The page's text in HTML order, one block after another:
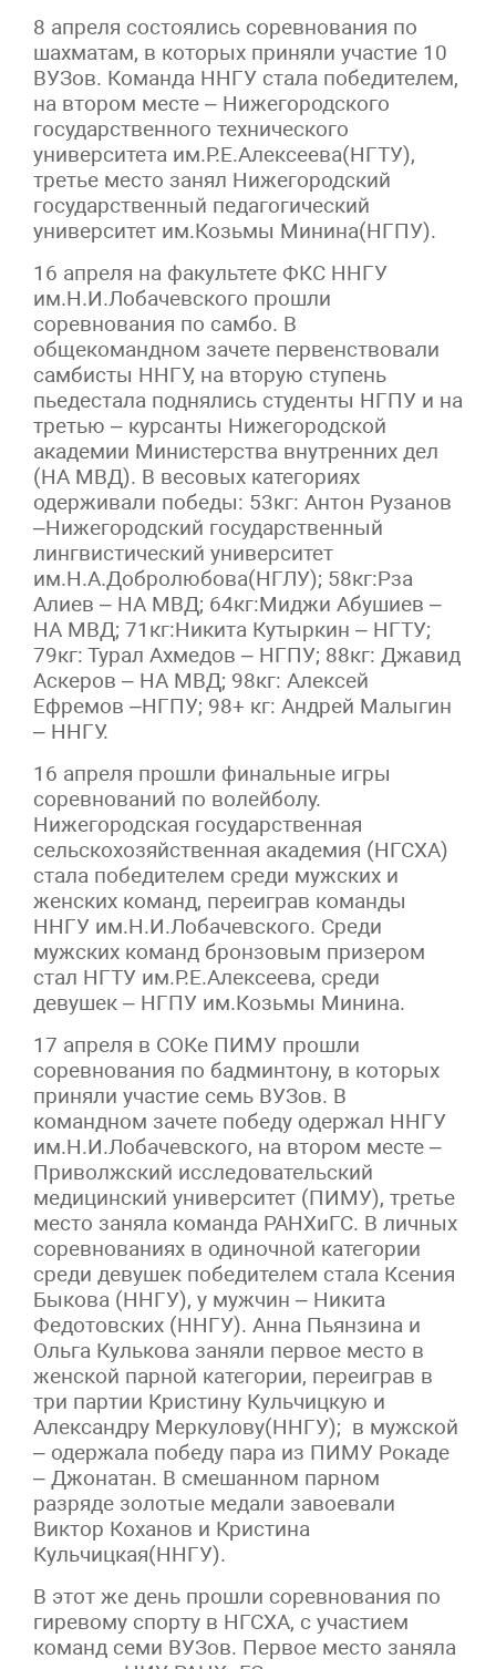
8 апреля состоялись соревнования по
шахматам, в которых приняли участие 10
ВУЗов. Команда ННГУ стала победителем,
на втором месте – Нижегородского
государственного технического
университета им.Р.Е.Алексеева(НГТУ),
третье место занял Нижегородский
государственный педагогический
университет им.Козьмы Минина(НГПУ).
16 апреля на факультете ФКС ННГУ
им.Н.И.Лобачевского прошли
соревнования по самбо. В
общекомандном зачете первенствовали
самбисты ННГУ, на вторую ступень
пьедестала поднялись студенты НГПУ и на
третью – курсанты Нижегородской
академии Министерства внутренних дел
(НА МВД). В весовых категориях
одерживали победы: 53кг: Антон Рузанов
–Нижегородский государственный
лингвистический университет
им.Н.А.Добролюбова(НГЛУ); 58кг:Рза
Алиев – НА МВД; 64кг:Миджи Абушиев –
НА МВД; 71кг:Никита Кутыркин – НГТУ;
79кг: Турал Ахмедов – НГПУ; 88кг: Джавид
Аскеров – НА МВД; 98кг: Алексей
Ефремов –НГПУ; 98+ кг: Андрей Малыгин
– ННГУ.
16 апреля прошли финальные игры
соревнований по волейболу.
Нижегородская государственная
сельскохозяйственная академия (НГСХА)
стала победителем среди мужских и
женских команд, переиграв команды
ННГУ им.Н.И.Лобачевского. Среди
мужских команд бронзовым призером
стал НГТУ им.Р.Е.Алексеева, среди
девушек – НГПУ им.Козьмы Минина.
17 апреля в СОКе ПИМУ прошли
соревнования по бадминтону, в которых
приняли участие семь ВУЗов. В
командном зачете победу одержал ННГУ
им.Н.И.Лобачевского, на втором месте –
Приволжский исследовательский
медицинский университет (ПИМУ), третье
место заняла команда РАНХиГС. В личных
соревнованиях в одиночной категории
среди девушек победителем стала Ксения
Быкова (ННГУ), у мужчин – Никита
Федотовских (ННГУ). Анна Пьянзина и
Ольга Кулькова заняли первое место в
женской парной категории, переиграв в
три партии Кристину Кульчицкую и
Александру Меркулову(ННГУ); в мужской
– одержала победу пара из ПИМУ Рокаде
– Джонатан. В смешанном парном
разряде золотые медали завоевали
Виктор Коханов и Кристина
Кульчицкая(ННГУ).
В этот же день прошли соревнования по
гиревому спорту в НГСХА, с участием
команд семи ВУЗов. Первое место заняла